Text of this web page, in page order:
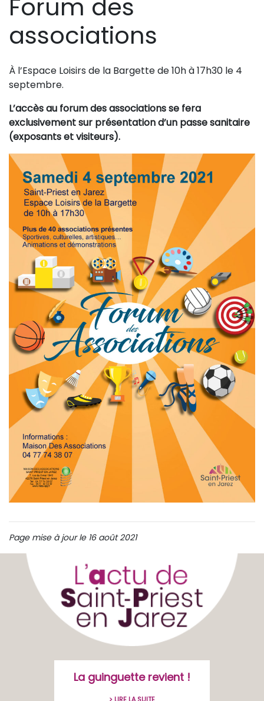
Forum des
associations
À l’Espace Loisirs de la Bargette de 10h à 17h30 le 4
septembre.
L’accès au forum des associations se fera
exclusivement sur présentation d’un passe sanitaire
(exposants et visiteurs).
Page mise à jour le 16 août 2021
La guinguette revient !